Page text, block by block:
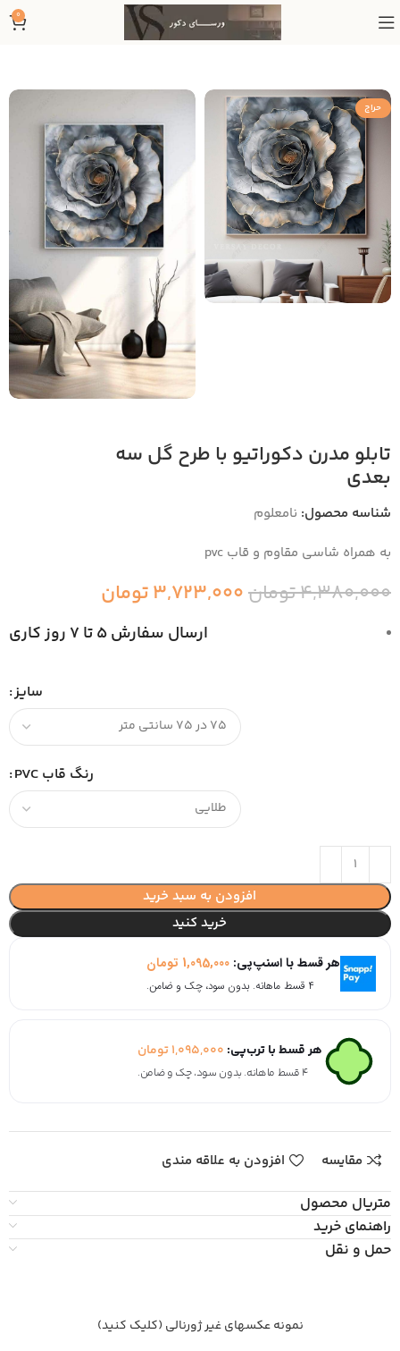
0
حراج
تابلو مدرن دکوراتیو با طرح گل سه
بعدی
شناسه محصول: نامعلوم
به همراه شاسی مقاوم و قاب pvc
4,380,000تومان3,723,000تومان
ارسال سفارش 5 تا 7 روز کاری
سایز
رنگ قاب PVC
افزودن به سبد خرید
خرید کنید
هر قسط با اسنپ‌پی:1,095,000 تومان
۴ قسط ماهانه. بدون سود، چک و ضامن.
هر قسط با ترب‌پی: 1,095,000تومان
۴ قسط ماهانه. بدون سود، چک و ضامن.
مقایسه افزودن به علاقه مندی
متریال محصول
راهنمای خرید
حمل و نقل
نمونه عکسهای غیر ژورنالی (کلیک کنید)